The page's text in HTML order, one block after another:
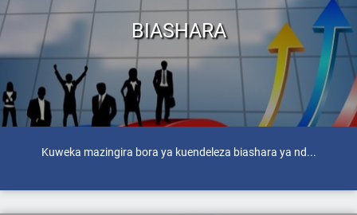
BIASHARA
Kuweka mazingira bora ya kuendeleza biashara ya nd...